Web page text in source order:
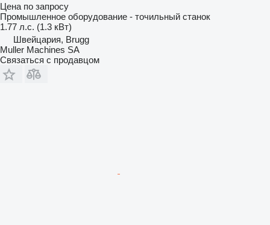
Цена по запросу
Промышленное оборудование - точильный станок
1.77 л.с. (1.3 кВт)
Швейцария, Brugg
Muller Machines SA
Связаться с продавцом